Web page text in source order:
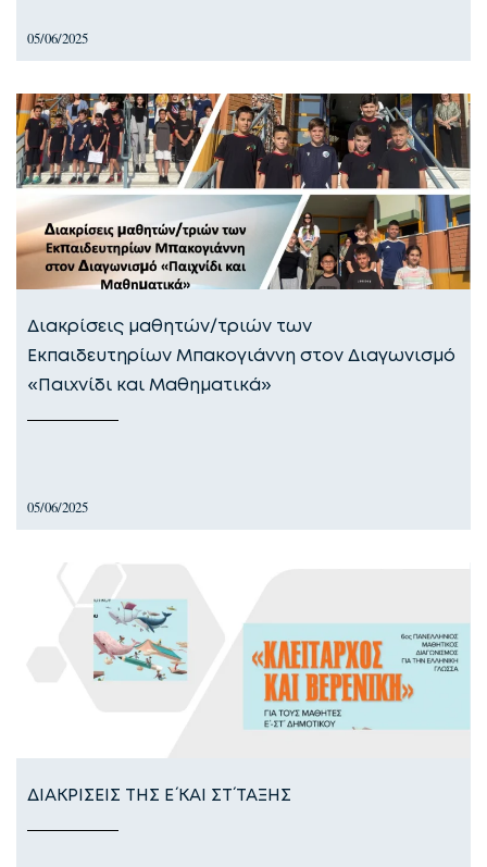
05/06/2025
Διακρίσεις μαθητών/τριών των
Εκπαιδευτηρίων Μπακογιάννη στον Διαγωνισμό
«Παιχνίδι και Μαθηματικά»
05/06/2025
ΔΙΑΚΡΙΣΕΙΣ ΤΗΣ Ε΄ ΚΑΙ ΣΤ΄ ΤΑΞΗΣ